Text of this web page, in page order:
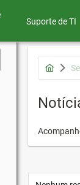
Suporte de TI